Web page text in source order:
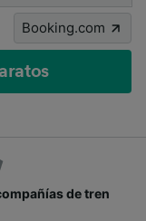
Booking.com
de tren